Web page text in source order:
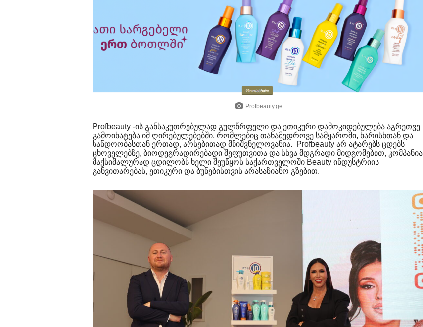
Profbeauty.ge
Profbeauty -ის განსაკუთრებულად გულწრფელი და ეთიკური დამოკიდებულება აგრეთვე
გამოიხატება იმ ღირებულებებში, რომლებიც თანამედროვე სამყაროში, ხარისხთან და
სანდოობასთან ერთად, არსებითად მნიშვნელოვანია. Profbeauty არ ატარებს ცდებს
ცხოველებზე, ბიოდეგრადირებადი შეფუთვითა და სხვა მდგრადი მიდგომებით, კომპანია
მაქსიმალურად ცდილობს ხელი შეუწყოს საქართველოში Beauty ინდუსტრიის
განვითარებას, ეთიკური და ბუნებისთვის არასაზიანო გზებით.